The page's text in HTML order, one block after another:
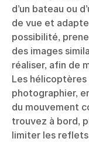
d’un bateau ou
de vue et
possibilité,
des images
réaliser, afin de
Les
photographier,
du mouvement
trouvez à bord,
limiter les